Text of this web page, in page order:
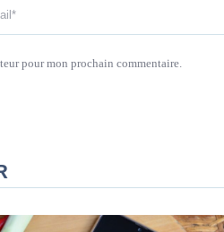
pour mon prochain commentaire.